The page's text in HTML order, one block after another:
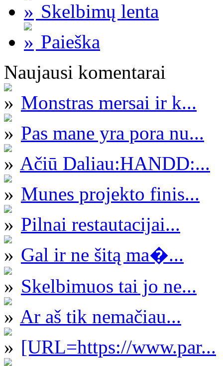
Skelbimų lenta
Paieška
Naujausi komentarai
Monstras mersai ir k...
Pas mane yra pora nu...
Ačiū Daliau:HANDD:...
Munes projekto finis...
Pilnai restautacijai...
Gal ir ne šitą ma�...
Skelbimuos tai jo ne...
Ar aš tik nemačiau...
[URL=https://www.par...